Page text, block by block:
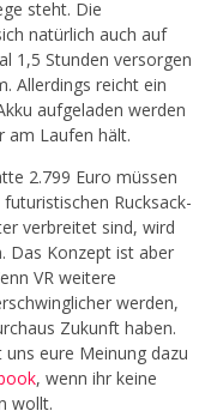
steht. Die
natürlich auch auf
1,5 Stunden versorgen
Allerdings reicht ein
aufgeladen werden
am Laufen hält.
2.799 Euro müssen
Rucksack-
verbreitet sind, wird
Das Konzept ist aber
VR weitere
werden,
Zukunft haben.
uns eure Meinung dazu
, wenn ihr keine
wollt.